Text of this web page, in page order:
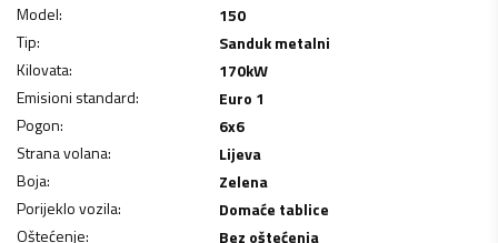
Model:
150
Tip:
Sanduk metalni
Kilovata: 170kW
Emisioni standard:
Euro 1
Pogon:
6x6
Strana volana:
Lijeva
Boja:
Zelena
Porijeklo vozila:
Domaće tablice
Oštećenje:
Bez oštećenja